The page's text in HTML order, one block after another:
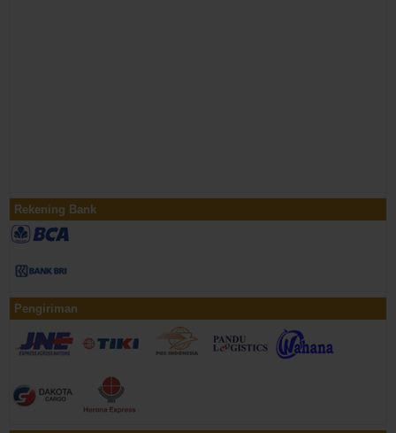
Rekening Bank
Pengiriman